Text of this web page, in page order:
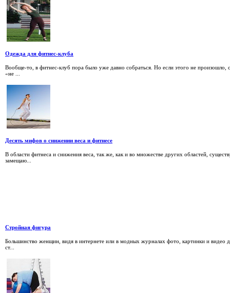
Одежда для фитнес-клуба
Вообще-то, в фитнес-клуб пора было уже давно собраться. Но если этого не
«не ...
Десять мифов о снижении веса и фитнесе
В области фитнеса и снижения веса, так же, как и во множестве других областей,
замещаю...
Стройная фигура
Большинство женщин, видя в интернете или в модных журналах фото, картинки и видео
ст...